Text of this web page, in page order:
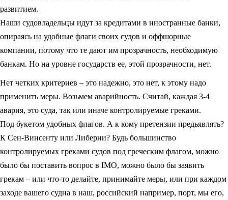
развитием.
Наши судовладельцы идут за кредитами в иностранные банки,
опираясь на удобные флаги своих судов и оффшорные
компании, потому что те дают им прозрачность, необходимую
банкам. Но на уровне государств ее, этой прозрачности, нет.
Нет четких критериев – это надежно, это нет, к этому надо
применить меры. Возьмем аварийность. Считай, каждая 3-4
авария, это суда, так или иначе контролируемые греками.
Под букетом удобных флагов. А к кому претензии предьявлять?
К Сен-Винсенту или Либерии? Будь большинство
контролируемых греками судов под греческим флагом, можно
было бы поставить вопрос в IMO, можно было бы заявить
грекам – или что-то делайте, принимайте меры, или при каждом
заходе вашего судна в наш, российский например, порт, мы его,